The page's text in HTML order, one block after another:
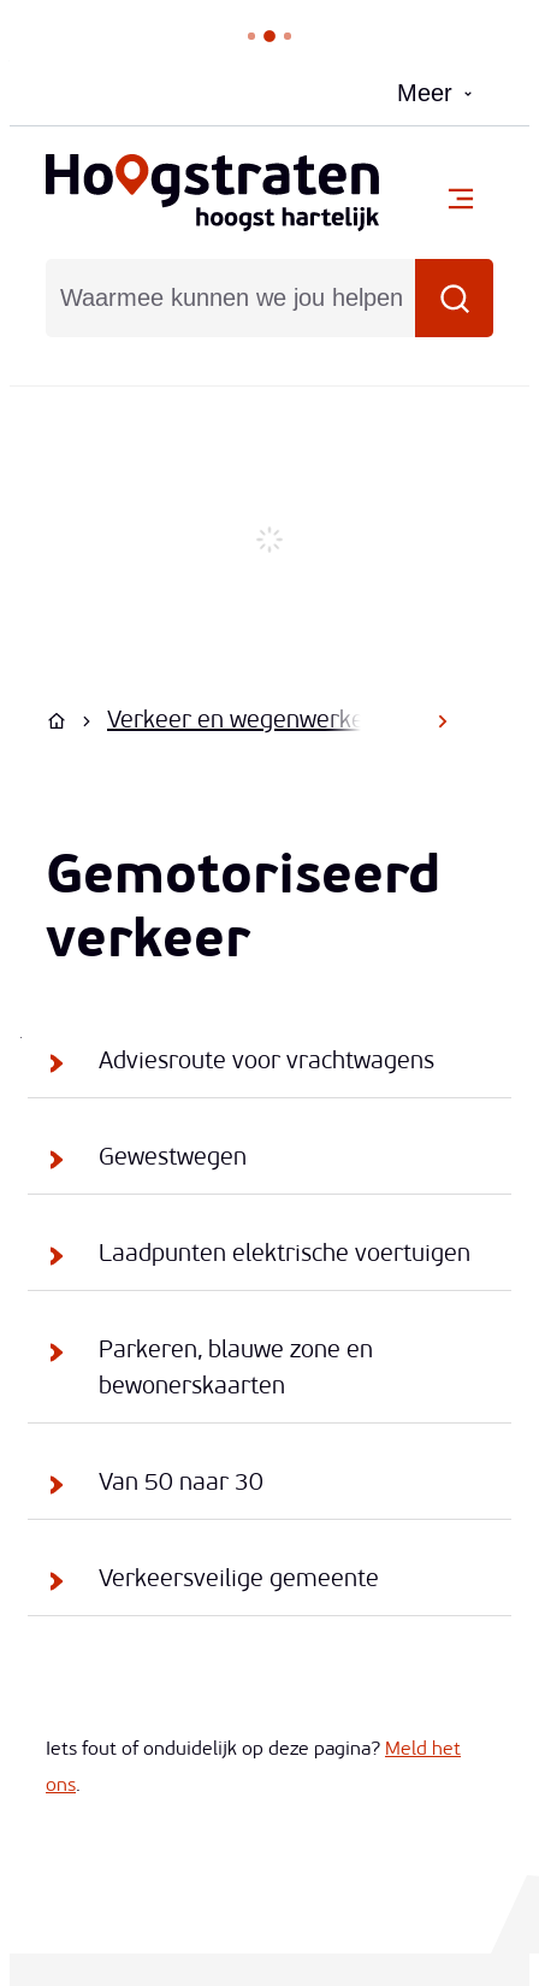
Meer
Hoogstraten
Zoeken
menu
scroll
Startpagina
Verkeer en wegenwerken Mobiliteit
Gemotoriseerd
verkeer
Thema'sAdviesroute voor vrachtwagens
Gewestwegen
Laadpunten elektrische voertuigen
Parkeren, blauwe zone en
bewonerskaarten
Van 50 naar 30
Verkeersveilige gemeente
Iets fout of onduidelijk op deze pagina? Meld het
ons.